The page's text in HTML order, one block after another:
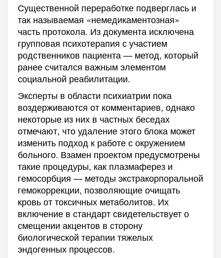
Существенной переработке подверглась и
так называемая «немедикаментозная»
часть протокола. Из документа исключена
групповая психотерапия с участием
родственников пациента — метод, который
ранее считался важным элементом
социальной реабилитации.
Эксперты в области психиатрии пока
воздерживаются от комментариев, однако
некоторые из них в частных беседах
отмечают, что удаление этого блока может
изменить подход к работе с окружением
больного. Взамен проектом предусмотрены
такие процедуры, как плазмаферез и
гемосорбция — методы экстракорпоральной
гемокоррекции, позволяющие очищать
кровь от токсичных метаболитов. Их
включение в стандарт свидетельствует о
смещении акцентов в сторону
биологической терапии тяжелых
эндогенных процессов.